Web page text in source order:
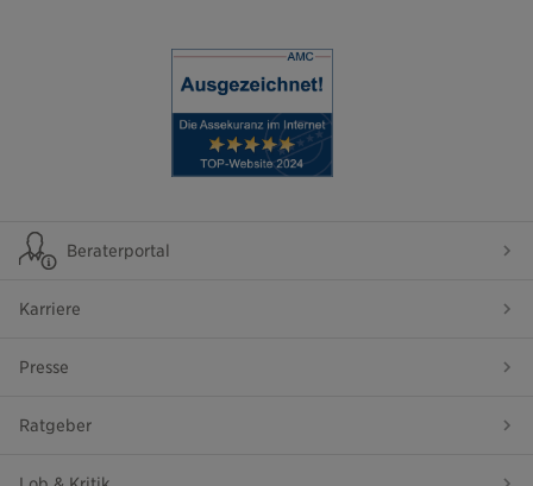
Beraterportal
Karriere
Presse
Ratgeber